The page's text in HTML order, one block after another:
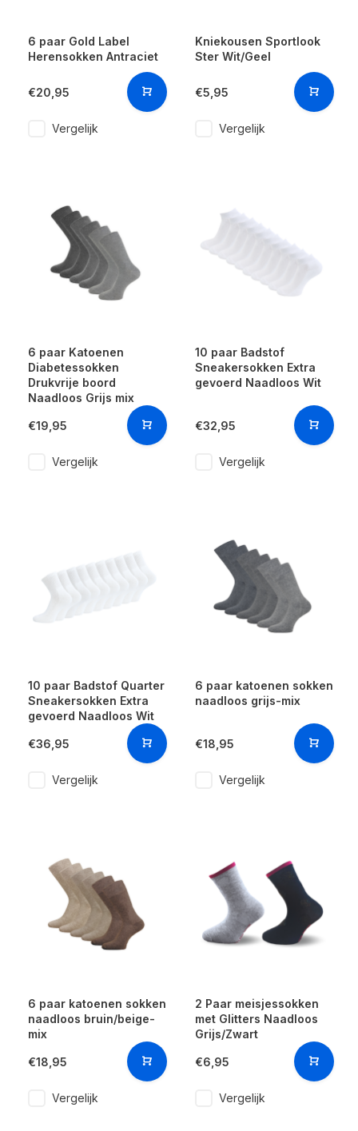
6 paar Gold Label
Herensokken Antraciet
€20,95
Vergelijk
Kniekousen Sportlook
Ster Wit/Geel
€5,95
Vergelijk
6 paar Katoenen
Diabetessokken
Drukvrije boord
Naadloos Grijs mix
€19,95
Vergelijk
10 paar Badstof
Sneakersokken Extra
gevoerd Naadloos Wit
€32,95
Vergelijk
10 paar Badstof Quarter
Sneakersokken Extra
gevoerd Naadloos Wit
€36,95
Vergelijk
6 paar katoenen sokken
naadloos grijs-mix
€18,95
Vergelijk
6 paar katoenen sokken
naadloos bruin/beige-
mix
€18,95
Vergelijk
2 Paar meisjessokken
met Glitters Naadloos
Grijs/Zwart
€6,95
Vergelijk